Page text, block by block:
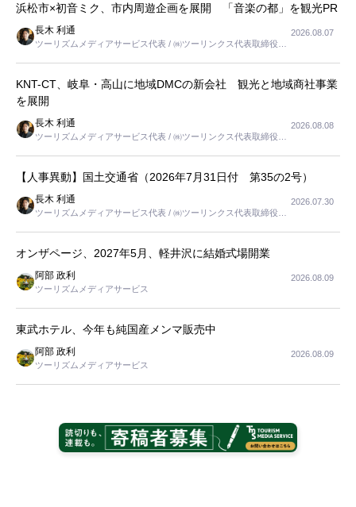
浜松市×初音ミク、市内周遊企画を展開 「音楽の都」を観光PR
長木 利通
ツーリズムメディアサービス代表 / ㈱ツーリンクス代表取締役社
2026.08.07
KNT-CT、岐阜・高山に地域DMCの新会社 観光と地域商社事業
を展開
長木 利通
ツーリズムメディアサービス代表 / ㈱ツーリンクス代表取締役社
2026.08.08
【人事異動】国土交通省（2026年7月31日付 第35の2号）
長木 利通
ツーリズムメディアサービス代表 / ㈱ツーリンクス代表取締役社
2026.07.30
オンザページ、2027年5月、軽井沢に結婚式場開業
阿部 政利
ツーリズムメディアサービス
2026.08.09
東武ホテル、今年も純国産メンマ販売中
阿部 政利
ツーリズムメディアサービス
2026.08.09